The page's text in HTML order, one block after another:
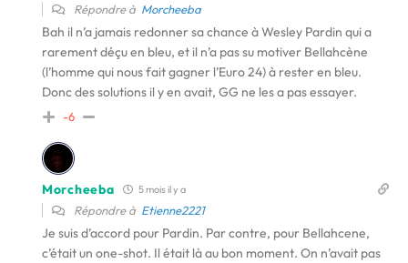
Répondre à Morcheeba
Bah il n’a jamais redonner sa chance à Wesley Pardin qui a
rarement déçu en bleu, et il n’a pas su motiver Bellahcène
(l’homme qui nous fait gagner l’Euro 24) à rester en bleu.
Donc des solutions il y en avait, GG ne les a pas essayer.
-6
Morcheeba 5 mois il y a
Répondre à Etienne2221
Je suis d’accord pour Pardin. Par contre, pour Bellahcene,
c’était un one-shot. Il était là au bon moment. On n’avait pas